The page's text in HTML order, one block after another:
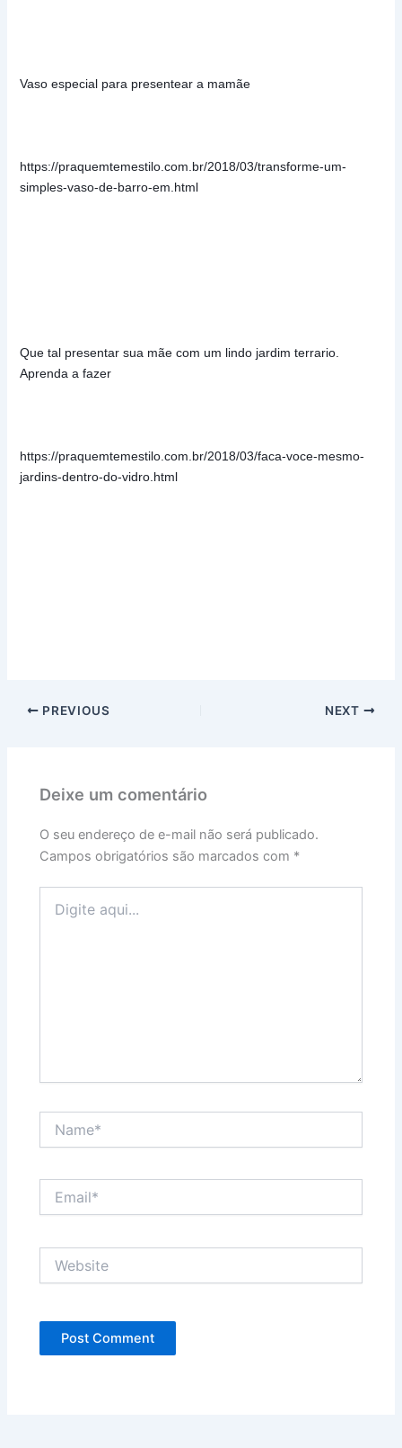
Vaso especial para presentear a mamãe
https://praquemtemestilo.com.br/2018/03/transforme-um-
simples-vaso-de-barro-em.html
Que tal presentar sua mãe com um lindo jardim terrario.
Aprenda a fazer
https://praquemtemestilo.com.br/2018/03/faca-voce-mesmo-
jardins-dentro-do-vidro.html
PREVIOUS NEXT
Deixe um comentário
O seu endereço de e-mail não será publicado.
Campos obrigatórios são marcados com *
aqui...